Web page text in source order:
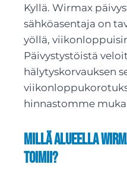
Kyllä. Wirmax
sähköasentaja on
yöllä,
Päivystystöistä
hälytyskorvauksen
hinnastomme
Millä alueella
toimii?